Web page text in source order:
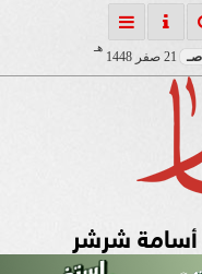
21 صفر 1448
هـ
أسامة شرشر